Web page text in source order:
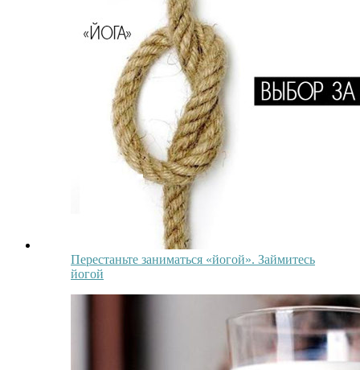
Перестаньте заниматься «йогой». Займитесь
йогой